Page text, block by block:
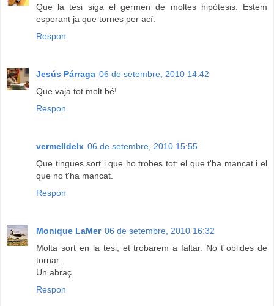
Que la tesi siga el germen de moltes hipòtesis. Estem
esperant ja que tornes per ací.
Respon
Jesús Párraga 06 de setembre, 2010 14:42
Que vaja tot molt bé!
Respon
vermelldelx 06 de setembre, 2010 15:55
Que tingues sort i que ho trobes tot: el que t'ha mancat i el
que no t'ha mancat.
Respon
Monique LaMer 06 de setembre, 2010 16:32
Molta sort en la tesi, et trobarem a faltar. No t´oblides de
tornar.
Un abraç
Respon